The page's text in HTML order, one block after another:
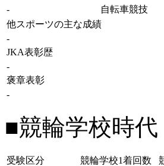
-
自転車競技
他スポーツの主な成績
-
JKA表彰歴
-
褒章表彰
-
■競輪学校時代
受験区分 競輪学校1着回数